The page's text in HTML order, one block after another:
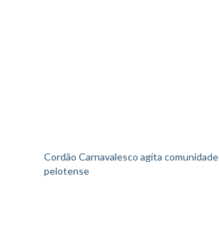
Cordão Carnavalesco agita comunidade
pelotense